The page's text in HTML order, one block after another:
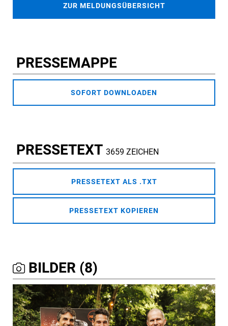
ZUR MELDUNGSÜBERSICHT
PRESSEMAPPE
SOFORT DOWNLOADEN
PRESSETEXT 3659 ZEICHEN
PRESSETEXT ALS .TXT
PRESSETEXT KOPIEREN
BILDER (8)